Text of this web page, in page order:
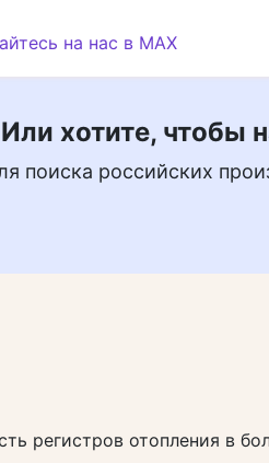
хотите, чтобы
поиска российских
на нас в MAX
регистров отопления в